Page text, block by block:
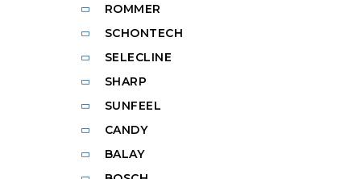
ROMMER
SCHONTECH
SELECLINE
SHARP
SUNFEEL
CANDY
BALAY